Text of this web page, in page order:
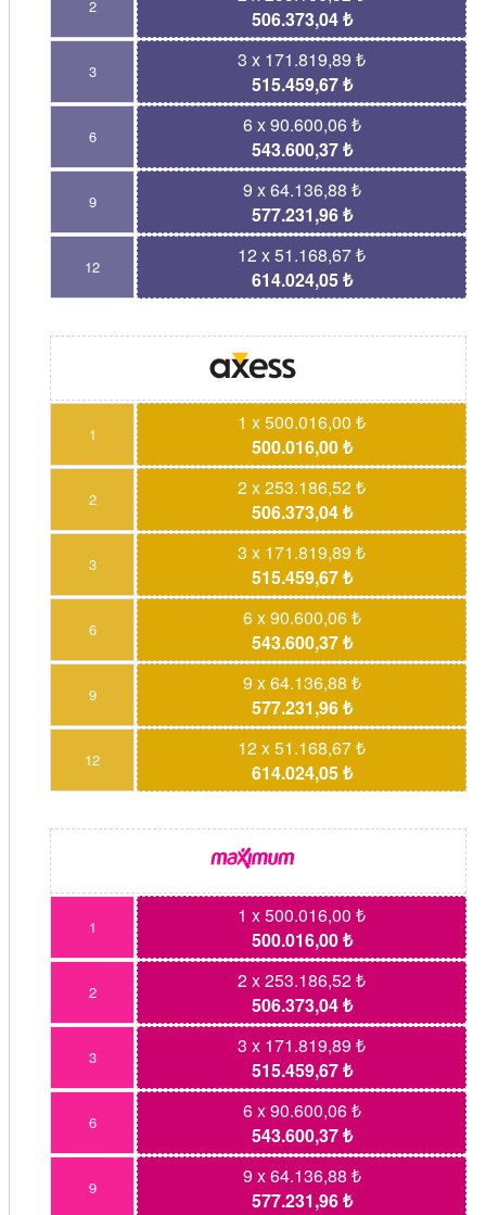
2
506.373,04 ₺
3
3 x 171.819,89 ₺
515.459,67 ₺
6
6 x 90.600,06 ₺
543.600,37 ₺
9
9 x 64.136,88 ₺
577.231,96 ₺
12
12 x 51.168,67 ₺
614.024,05 ₺
1
1 x 500.016,00 ₺
500.016,00 ₺
2
2 x 253.186,52 ₺
506.373,04 ₺
3
3 x 171.819,89 ₺
515.459,67 ₺
6
6 x 90.600,06 ₺
543.600,37 ₺
9
9 x 64.136,88 ₺
577.231,96 ₺
12
12 x 51.168,67 ₺
614.024,05 ₺
1
1 x 500.016,00 ₺
500.016,00 ₺
2
2 x 253.186,52 ₺
506.373,04 ₺
3
3 x 171.819,89 ₺
515.459,67 ₺
6
6 x 90.600,06 ₺
543.600,37 ₺
9
9 x 64.136,88 ₺
577.231,96 ₺